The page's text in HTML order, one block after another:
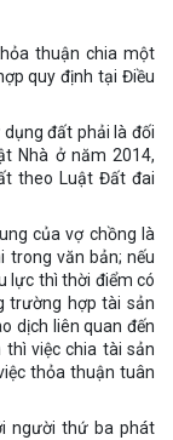
thuận chia một
quy định tại Điều
đất phải là đối
Nhà ở năm 2014,
theo Luật Đất đai
của vợ chồng là
trong văn bản; nếu
lực thì thời điểm có
trường hợp tài sản
dịch liên quan đến
việc chia tài sản
thỏa thuận tuân
người thứ ba phát